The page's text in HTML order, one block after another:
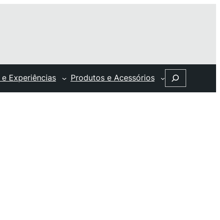
e Experiências Produtos e Acessórios Search